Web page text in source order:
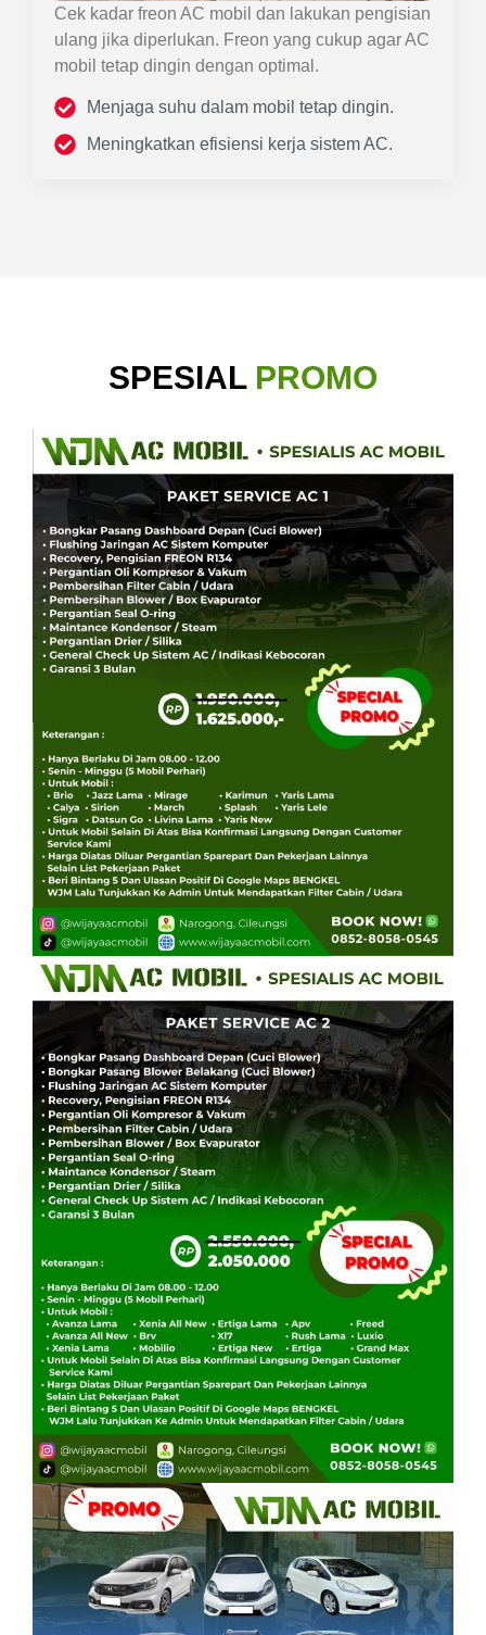
Cek kadar freon AC mobil dan lakukan pengisian
ulang jika diperlukan. Freon yang cukup agar AC
mobil tetap dingin dengan optimal.
Menjaga suhu dalam mobil tetap dingin.
Meningkatkan efisiensi kerja sistem AC.
SPESIAL PROMO